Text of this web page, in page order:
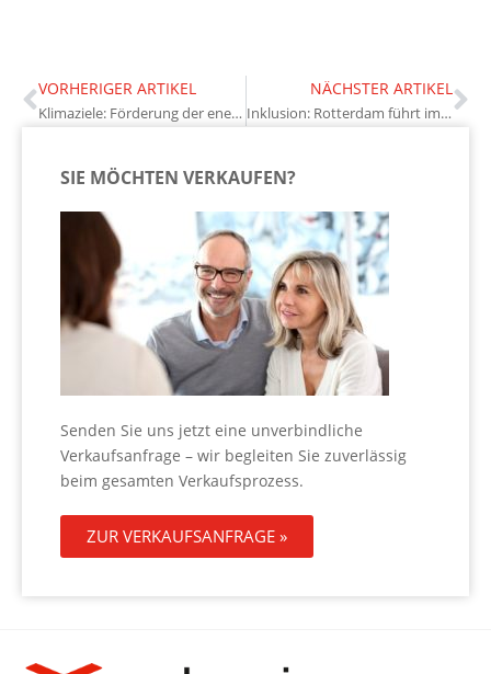
VORHERIGER ARTIKEL
Klimaziele: Förderung der energetischen Sanierung
NÄCHSTER ARTIKEL
Inklusion: Rotterdam führt im „Inclusive Cities Barometer“
SIE MÖCHTEN VERKAUFEN?
Senden Sie uns jetzt eine unverbindliche
Verkaufsanfrage – wir begleiten Sie zuverlässig
beim gesamten Verkaufsprozess.
ZUR VERKAUFSANFRAGE »